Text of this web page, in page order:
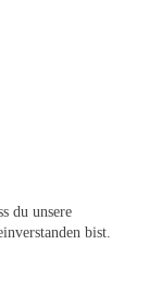
du unsere
bist.